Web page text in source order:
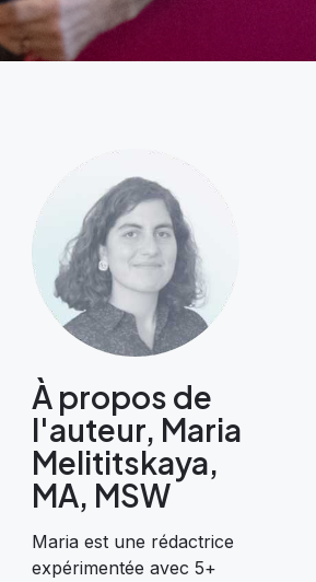
À propos de
l'auteur, Maria
Melititskaya,
MA, MSW
Maria est une rédactrice
expérimentée avec 5+